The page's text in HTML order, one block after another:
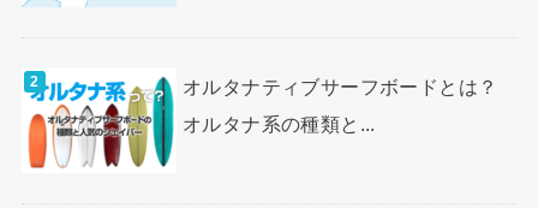
オルタナティブサーフボードとは？
オルタナ系の種類と...